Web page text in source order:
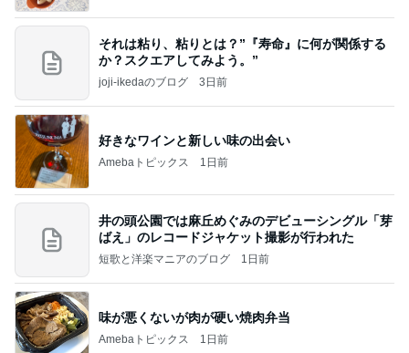
それは粘り、粘りとは？”『寿命』に何が関係する
か？スクエアしてみよう。”
joji-ikedaのブログ 3日前
好きなワインと新しい味の出会い
Amebaトピックス 1日前
井の頭公園では麻丘めぐみのデビューシングル「芽
ばえ」のレコードジャケット撮影が行われた
短歌と洋楽マニアのブログ 1日前
味が悪くないが肉が硬い焼肉弁当
Amebaトピックス 1日前